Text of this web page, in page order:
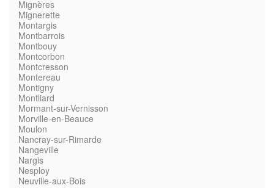
Mignères
Mignerette
Montargis
Montbarrois
Montbouy
Montcorbon
Montcresson
Montereau
Montigny
Montliard
Mormant-sur-Vernisson
Morville-en-Beauce
Moulon
Nancray-sur-Rimarde
Nangeville
Nargis
Nesploy
Neuville-aux-Bois